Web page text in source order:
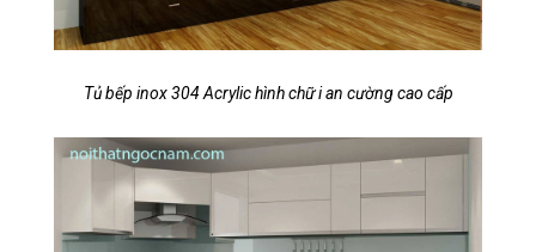
Tủ bếp inox 304 Acrylic hình chữ i an cường cao cấp